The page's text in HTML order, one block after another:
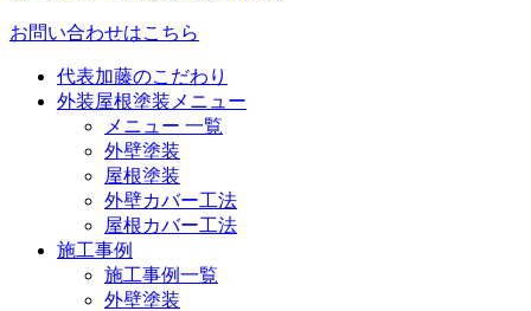
お問い合わせはこちら
代表加藤のこだわり
外装屋根塗装メニュー
メニュー 一覧
外壁塗装
屋根塗装
外壁カバー工法
屋根カバー工法
施工事例
施工事例一覧
外壁塗装